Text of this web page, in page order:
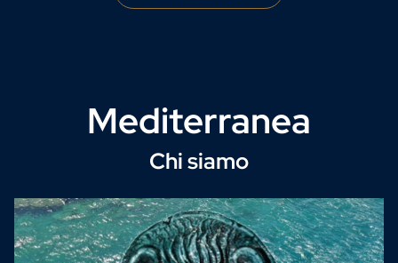
Mediterranea
Chi siamo